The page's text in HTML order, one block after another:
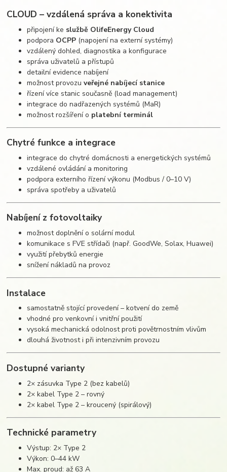
CLOUD – vzdálená správa a konektivita
připojení ke službě OlifeEnergy Cloud
podpora OCPP (napojení na externí systémy)
vzdálený dohled, diagnostika a konfigurace
správa uživatelů a přístupů
detailní evidence nabíjení
možnost provozuveřejné nabíjecí stanice
řízení více stanic současně (load management)
integrace do nadřazených systémů (MaR)
možnost rozšíření o platební terminál
Chytré funkce a integrace
integrace do chytré domácnosti a energetických systémů
vzdálené ovládání a monitoring
podpora externího řízení výkonu (Modbus / 0–10 V)
správa spotřeby a uživatelů
Nabíjení z fotovoltaiky
možnost doplnění o solární modul
komunikace s FVE střídači (např. GoodWe, Solax, Huawei)
využití přebytků energie
snížení nákladů na provoz
Instalace
samostatně stojící provedení – kotvení do země
vhodné pro venkovní i vnitřní použití
vysoká mechanická odolnost proti povětrnostním vlivům
dlouhá životnost i při intenzivním provozu
Dostupné varianty
2× zásuvka Type 2 (bez kabelů)
2× kabel Type 2 – rovný
2× kabel Type 2 – kroucený (spirálový)
Technické parametry
Výstup: 2× Type 2
Výkon: 0–44 kW
Max. proud: až 63 A